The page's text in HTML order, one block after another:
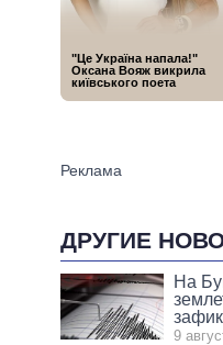
ДРУГИЕ
На
9